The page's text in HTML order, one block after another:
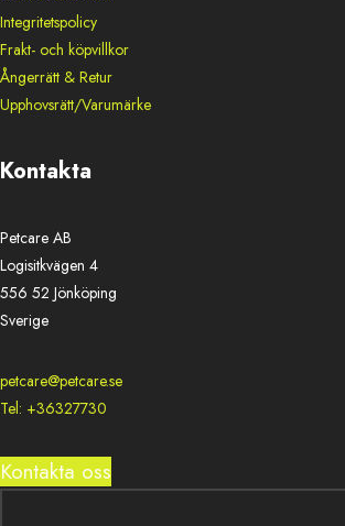
Integritetspolicy
Frakt- och köpvillkor
Ångerrätt & Retur
Upphovsrätt/Varumärke
Kontakta
Petcare AB
Logisitkvägen 4
556 52 Jönköping
Sverige
petcare@petcare.se
Tel: +36327730
Kontakta oss